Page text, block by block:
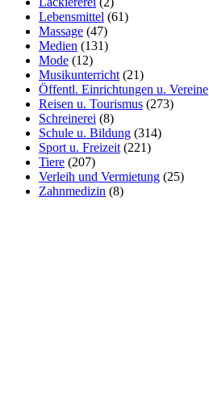
Lebensmittel (61)
Massage (47)
Medien (131)
Mode (12)
Musikunterricht (21)
Öffentl. Einrichtungen u. Vereine
Reisen u. Tourismus (273)
Schreinerei (8)
Schule u. Bildung (314)
Sport u. Freizeit (221)
Tiere (207)
Verleih und Vermietung (25)
Zahnmedizin (8)